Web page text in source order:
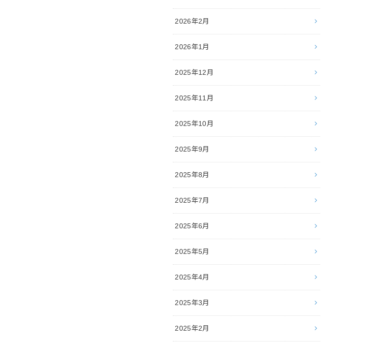
2026年2月
2026年1月
2025年12月
2025年11月
2025年10月
2025年9月
2025年8月
2025年7月
2025年6月
2025年5月
2025年4月
2025年3月
2025年2月